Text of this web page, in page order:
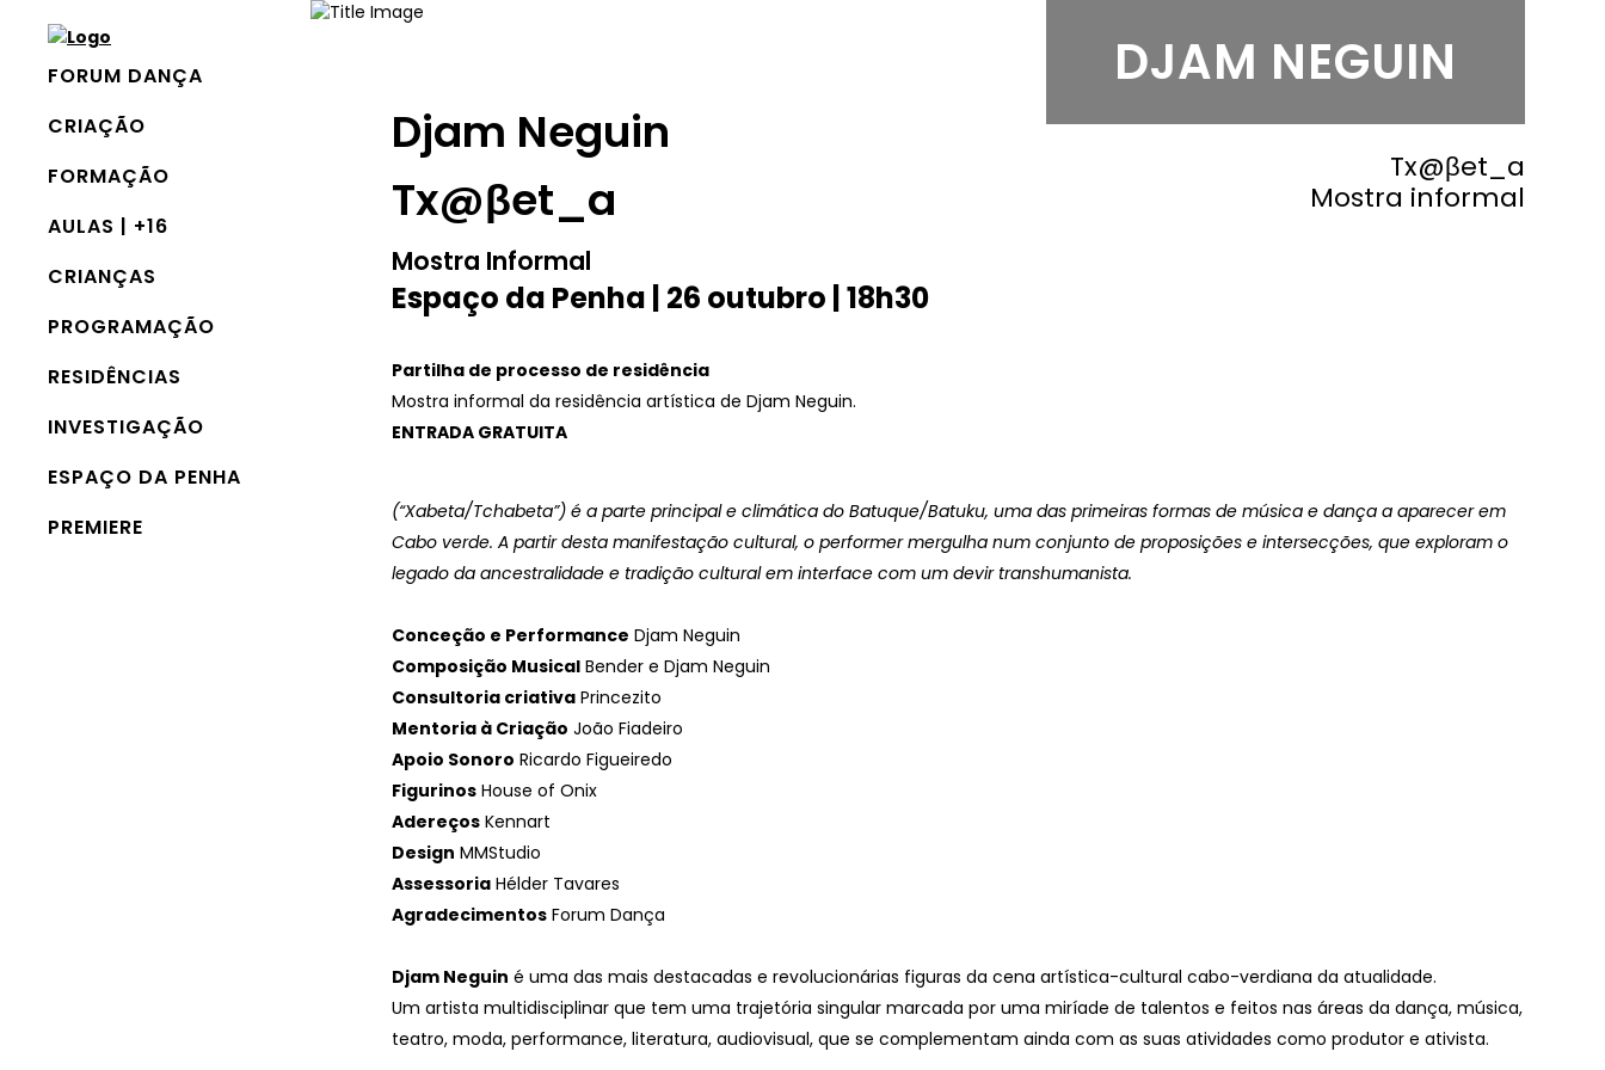
FORUM DANÇA
CRIAÇÃO
FORMAÇÃO
AULAS | +16
CRIANÇAS
PROGRAMAÇÃO
RESIDÊNCIAS
INVESTIGAÇÃO
ESPAÇO DA PENHA
PREMIERE
DJAM NEGUIN
Tx@βet_a
Mostra informal
Djam Neguin
Tx@βet_a
Mostra Informal
Espaço da Penha | 26 outubro | 18h30
Partilha de processo de residência
Mostra informal da residência artística de Djam Neguin.
ENTRADA GRATUITA
(“Xabeta/Tchabeta”) é a parte principal e climática do Batuque/Batuku, uma das primeiras formas de música e dança a aparecer em
Cabo verde. A partir desta manifestação cultural, o performer mergulha num conjunto de proposições e intersecções, que exploram o
legado da ancestralidade e tradição cultural em interface com um devir transhumanista.
Conceção e Performance Djam Neguin
Composição Musical Bender e Djam Neguin
Consultoria criativa Princezito
Mentoria à Criação João Fiadeiro
Apoio Sonoro Ricardo Figueiredo
Figurinos House of Onix
Adereços Kennart
Design MMStudio
Assessoria Hélder Tavares
Agradecimentos Forum Dança
Djam Neguin é uma das mais destacadas e revolucionárias figuras da cena artística-cultural cabo-verdiana da atualidade.
Um artista multidisciplinar que tem uma trajetória singular marcada por uma miríade de talentos e feitos nas áreas da dança, música,
teatro, moda, performance, literatura, audiovisual, que se complementam ainda com as suas atividades como produtor e ativista.